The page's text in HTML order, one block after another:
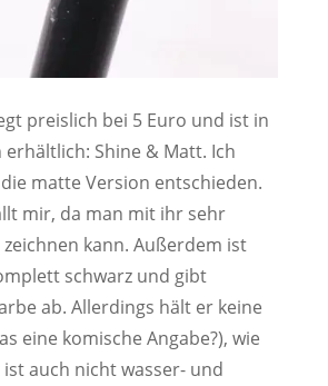
preislich bei 5 Euro und ist in
erhältlich: Shine & Matt. Ich
matte Version entschieden.
mir, da man mit ihr sehr
kann. Außerdem ist
schwarz und gibt
ab. Allerdings hält er keine
eine komische Angabe?), wie
ist auch nicht wasser- und